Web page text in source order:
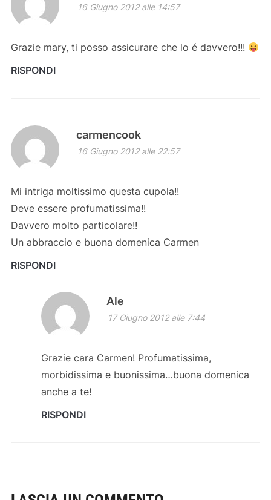
16 Giugno 2012 alle 14:57
Grazie mary, ti posso assicurare che lo é davvero!!!
RISPONDI
carmencook
16 Giugno 2012 alle 22:57
Mi intriga moltissimo questa cupola!!
Deve essere profumatissima!!
Davvero molto particolare!!
Un abbraccio e buona domenica Carmen
RISPONDI
Ale
17 Giugno 2012 alle 7:44
Grazie cara Carmen! Profumatissima,
morbidissima e buonissima…buona domenica
anche a te!
RISPONDI